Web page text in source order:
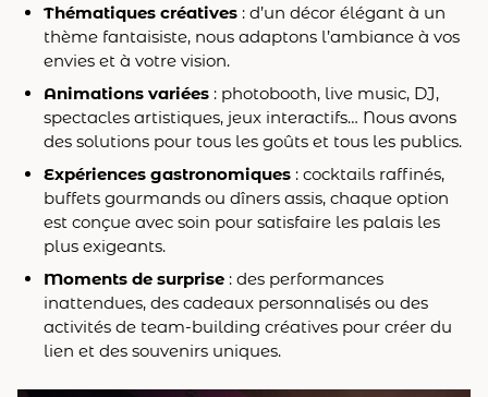
Thématiques créatives : d’un décor élégant à un
thème fantaisiste, nous adaptons l’ambiance à vos
envies et à votre vision.
Animations variées : photobooth, live music, DJ,
spectacles artistiques, jeux interactifs… Nous avons
des solutions pour tous les goûts et tous les publics.
Expériences gastronomiques : cocktails raffinés,
buffets gourmands ou dîners assis, chaque option
est conçue avec soin pour satisfaire les palais les
plus exigeants.
Moments de surprise : des performances
inattendues, des cadeaux personnalisés ou des
activités de team-building créatives pour créer du
lien et des souvenirs uniques.